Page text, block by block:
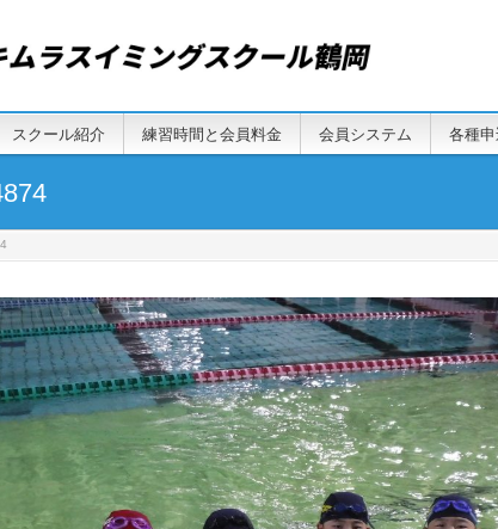
スクール紹介 練習時間と会員料金 会員システム 各種